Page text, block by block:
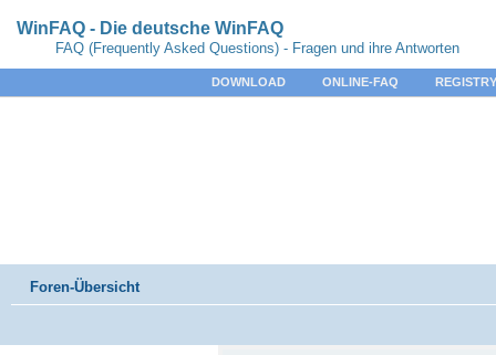
WinFAQ - Die deutsche WinFAQ
FAQ (Frequently Asked Questions) - Fragen und ihre Antworten
DOWNLOAD ONLINE-FAQ
Foren-Übersicht